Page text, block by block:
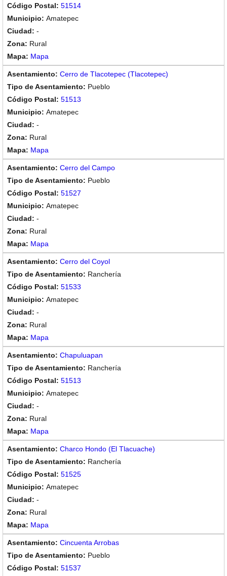
51514
Amatepec
-
Rural
Mapa
Cerro de Tlacotepec (Tlacotepec)
Pueblo
51513
Amatepec
-
Rural
Mapa
Cerro del Campo
Pueblo
51527
Amatepec
-
Rural
Mapa
Cerro del Coyol
Ranchería
51533
Amatepec
-
Rural
Mapa
Chapuluapan
Ranchería
51513
Amatepec
-
Rural
Mapa
Charco Hondo (El Tlacuache)
Ranchería
51525
Amatepec
-
Rural
Mapa
Cincuenta Arrobas
Pueblo
51537